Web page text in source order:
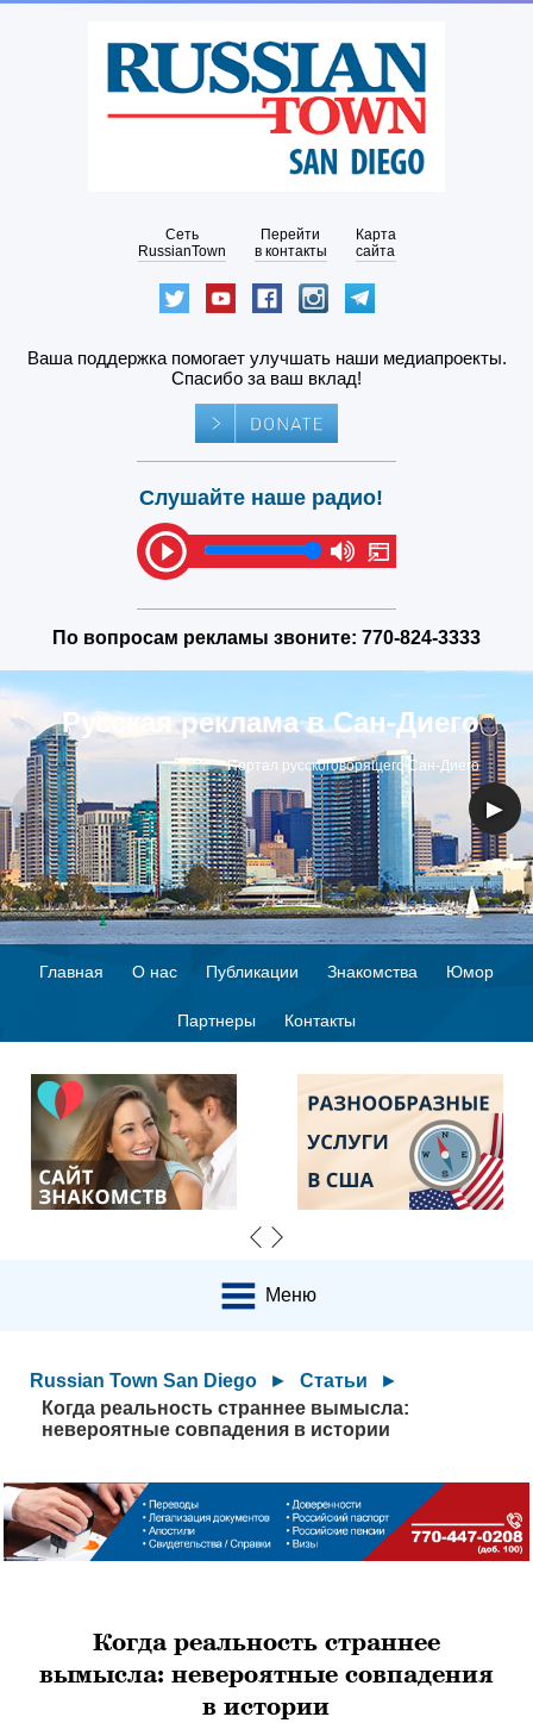
Сеть
RussianTown
Перейти
в контакты
Карта
сайта
Ваша поддержка помогает улучшать наши медиапроекты.
Спасибо за ваш вклад!
Слушайте наше радио!
По вопросам рекламы звоните: 770-824-3333
Русская реклама в Сан-Диего
Портал русскоговорящего Сан-Диего
◀ ▶
Главная О нас Публикации Знакомства Юмор
Партнеры Контакты
Меню
Russian Town San Diego ► Статьи
►
Когда реальность страннее вымысла:
невероятные совпадения в истории
Когда реальность страннее
вымысла: невероятные совпадения
в истории